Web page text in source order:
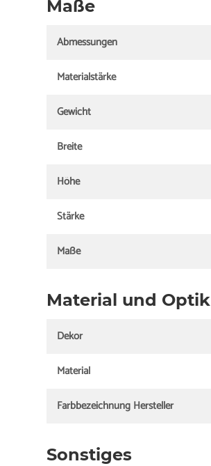
Maße
Abmessungen
Materialstärke
Gewicht
Breite
Höhe
Stärke
Maße
Material und Optik
Dekor
Material
Farbbezeichnung Hersteller
Sonstiges